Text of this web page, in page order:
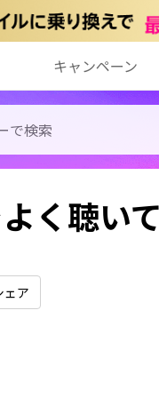
キャンペーン
く聴い
ェア